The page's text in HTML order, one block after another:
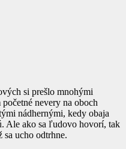
si prešlo mnohými
nevery na oboch
nádhernými, kedy obaja
Ale ako sa ľudovo hovorí, tak
sa ucho odtrhne.